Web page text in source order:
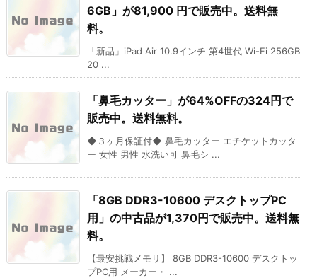
6GB」が81,900 円で販売中。送料無
料。
「新品」iPad Air 10.9インチ 第4世代 Wi-Fi 256GB
20 ...
「鼻毛カッター」が64%OFFの324円で
販売中。送料無料。
◆３ヶ月保証付◆ 鼻毛カッター エチケットカッタ
ー 女性 男性 水洗い可 鼻毛シ ...
「8GB DDR3-10600 デスクトップPC
用」の中古品が1,370円で販売中。送料無
料。
【最安挑戦メモリ】 8GB DDR3-10600 デスクトッ
プPC用 メーカー・ ...